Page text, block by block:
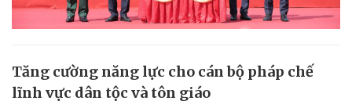
Tăng cường năng lực cho cán bộ pháp chế
lĩnh vực dân tộc và tôn giáo